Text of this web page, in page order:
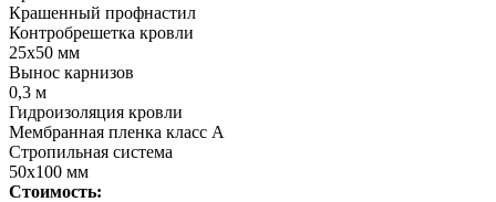
Крашенный профнастил
Контробрешетка кровли
25х50 мм
Вынос карнизов
0,3 м
Гидроизоляция кровли
Мембранная пленка класс А
Стропильная система
50х100 мм
Стоимость: